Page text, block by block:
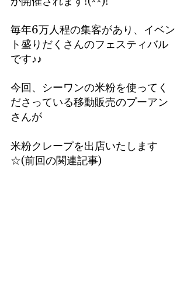
毎年6万人程の集客があり、イベン
ト盛りだくさんのフェスティバル
です♪♪
今回、シーワンの米粉を使ってく
ださっている移動販売のプーアン
さんが
米粉クレープを出店いたします
☆(前回の関連記事)